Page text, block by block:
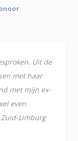
Uit de
met haar
met mijn ex-
even
Limburg